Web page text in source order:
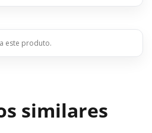
este produto.
similares